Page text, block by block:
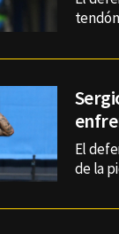
El
de la